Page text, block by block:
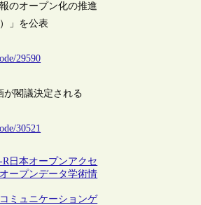
のオープン化の推進
」を公表
29590
が閣議決定される
30521
日本オープンアクセ
オープンデータ学術情
ミュニケーションゲ